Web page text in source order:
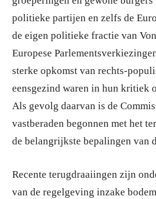
politieke partijen en zelfs de
de eigen politieke fractie van
Europese
sterke opkomst van rechts-
eensgezind waren in hun kritiek
Als gevolg daarvan is de
vastberaden begonnen met het
de belangrijkste bepalingen van
Recente terugdraaiingen zijn
van de regelgeving inzake